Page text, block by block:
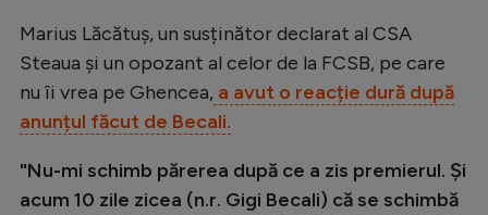
Marius Lăcătuș, un susținător declarat al CSA
Steaua și un opozant al celor de la FCSB, pe care
nu îi vrea pe Ghencea, a avut o reacție dură după
anunțul făcut de Becali.
"Nu-mi schimb părerea după ce a zis premierul. Și
acum 10 zile zicea (n.r. Gigi Becali) că se schimbă